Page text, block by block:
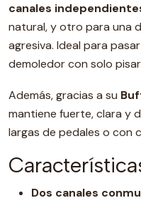
canales
natural, y otro para una
agresiva. Ideal para
demoledor con solo
Además, gracias a su
mantiene fuerte, clara y
largas de pedales o con
Dos canales